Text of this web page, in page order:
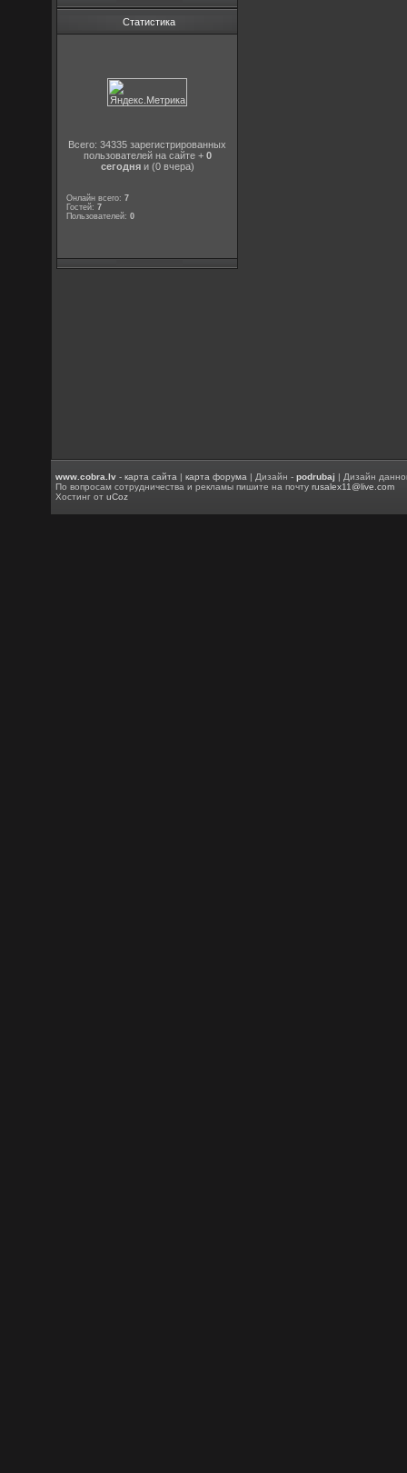
Статистика
Всего: 34335 зарегистрированных
пользователей на сайте + 0
сегодняи (0 вчера)
Онлайн всего:7
Гостей:7
Пользователей:0
www.cobra.lv -карта сайта |карта форума | Дизайн -podrubaj | Дизайн
По вопросам сотрудничества и рекламы пишите на почтуrusalex11@live.com
Хостинг отuCoz